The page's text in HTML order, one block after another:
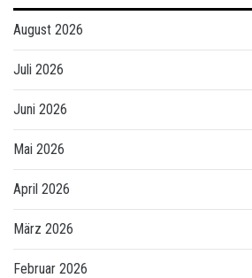
August 2026
Juli 2026
Juni 2026
Mai 2026
April 2026
März 2026
Februar 2026